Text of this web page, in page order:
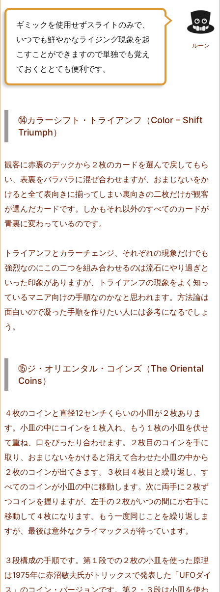
⑬
ラ
イ
ジ
ラ
イ
フ
（R
i
s
i
T
r
i
u
m
⑭
カ
ー
シ
フ
ト
ラ
イ
ア
ン
フ
l
o
ルーン
ギミックを使用せずスライトのみで、
いつでも鮮やかなライジング現象を起
こすことができますので単独でも覚え
ておくととても便利です。
⑭カラーシフト・トライアンフ（Color – Shift
Triumph）
観客に赤裏のデックから２枚のカードを選んで戻してもら
い、表裏をバラバラに混ぜ合わせますが、おまじないをか
けると全て表向きに揃ってしまい裏向きの二枚だけが観客
が選んだカードです。しかもそれ以外のすべてのカードが
青裏に変わっているのです。
トライアンフとカラーチェンジ、それぞれの現象だけでも
強烈なのにこの二つを組み合わせるのは流石にやり過ぎと
いった印象がありますが、トライアンフの現象をよく知っ
ているマニア向けの手順なのかなと思われます。方法論は
面白いので凝った手順を作りたい人には参考になるでしょ
う。
⑮ジ・オリエンタル・コインズ（The Oriental
Coins）
４枚のコインと直径12センチくらいの小皿が２枚ありま
す。小皿の中にコインを１枚入れ、もう１枚の小皿を伏せ
て重ね、口をぴったり合わせます。２枚目のコインを手に
取り、おまじないをかけると消えて合わせた小皿の中から
２枚のコインが出てきます。３枚目４枚目と繰り返し、す
べてのコインが小皿の中に移動します。次に両手に２枚ず
つコインを握りますが、左手の２枚がいつの間にか右手に
移動して４枚になります。もう一度同じことを繰り返しま
すが、最後は意外なクライマックスが待っています。
３段構成の手順です。第１段での２枚の小皿を使った原理
は1975年に赤沼敏夫氏がトリックスで発表した「UFOダイ
ス」のコイン・バージョンです。第２・３段は小皿を使わ